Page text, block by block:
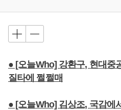
● [오늘Who] 강환구, 현대중
질타에 쩔쩔매
● [오늘Who] 김상조, 국감에